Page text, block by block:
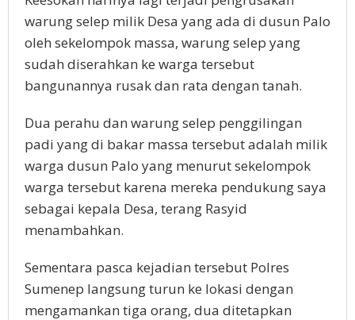
warung selep milik Desa yang ada di dusun Palo
oleh sekelompok massa, warung selep yang
sudah diserahkan ke warga tersebut
bangunannya rusak dan rata dengan tanah.
Dua perahu dan warung selep penggilingan
padi yang di bakar massa tersebut adalah milik
warga dusun Palo yang menurut sekelompok
warga tersebut karena mereka pendukung saya
sebagai kepala Desa, terang Rasyid
menambahkan.
Sementara pasca kejadian tersebut Polres
Sumenep langsung turun ke lokasi dengan
mengamankan tiga orang, dua ditetapkan